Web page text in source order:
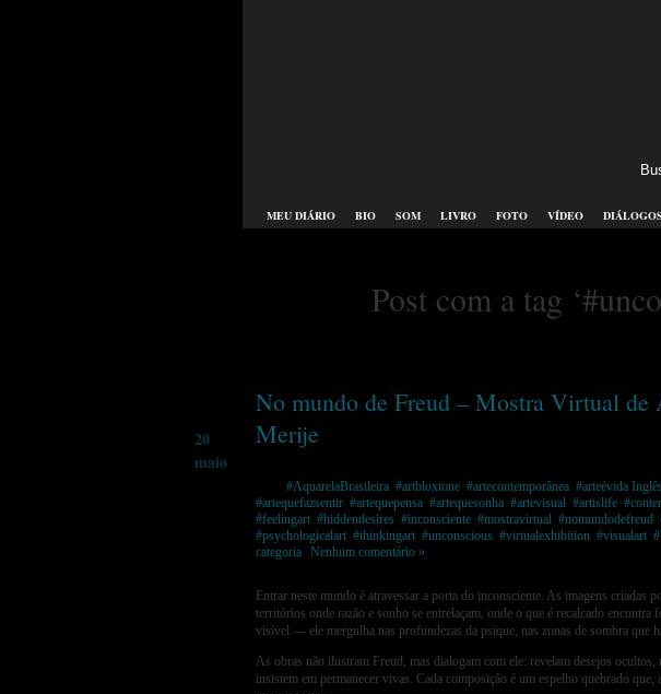
MEU DIÁRIO BIO SOM LIVRO FOTO VÍDEO DIÁLOGOS
Post com a tag
No mundo de Freud – Mostra Virtual de
Merije
20
maio
#AquarelaBrasileira #artbloxtone #artecontemporânea #arteévida
#artequefazsentir #artequepensa #artequesonha #artevisual #artislife
#feelingart #hiddendesires #inconsciente #mostravirtual #nomundodefreud
#psychologicalart #thinkingart #unconscious #virtualexhibition #visualart
categoria Nenhum comentário »
Entrar neste mundo é atravessar a porta do inconsciente. As imagens criadas
territórios onde razão e sonho se entrelaçam, onde o que é recalcado
visível — ele mergulha nas profundezas da psique, nas zonas de sombra que
As obras não ilustram Freud, mas dialogam com ele: revelam desejos ocultos,
insistem em permanecer vivas. Cada composição é um espelho quebrado